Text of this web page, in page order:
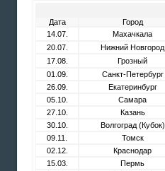
Дата
Город
14.07.
Махачкала
20.07.
Нижний Новгород
17.08.
Грозный
01.09.
Санкт-Петербург
26.09.
Екатеринбург
05.10.
Самара
27.10.
Казань
30.10.
Волгоград (Кубок)
09.11.
Томск
02.12.
Краснодар
15.03.
Пермь